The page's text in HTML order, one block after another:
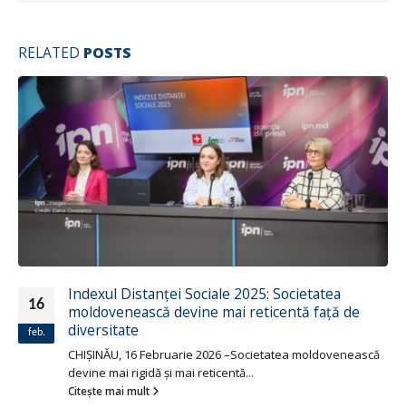
RELATED POSTS
16
feb.
Indexul Distanței Sociale 2025: Societatea
moldovenească devine mai reticentă față de
diversitate
CHIȘINĂU, 16 Februarie 2026 –Societatea moldovenească
devine mai rigidă și mai reticentă...
Citește mai mult